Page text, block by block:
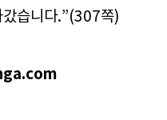
갔습니다.”(307쪽)